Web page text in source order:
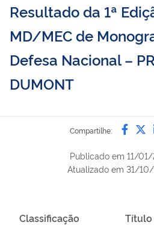
Resultado da 1ª
MD/MEC de
Defesa Nacional –
DUMONT
Compartilhe:
Publicado em 11/
Atualizado em 31/
Classificação Título